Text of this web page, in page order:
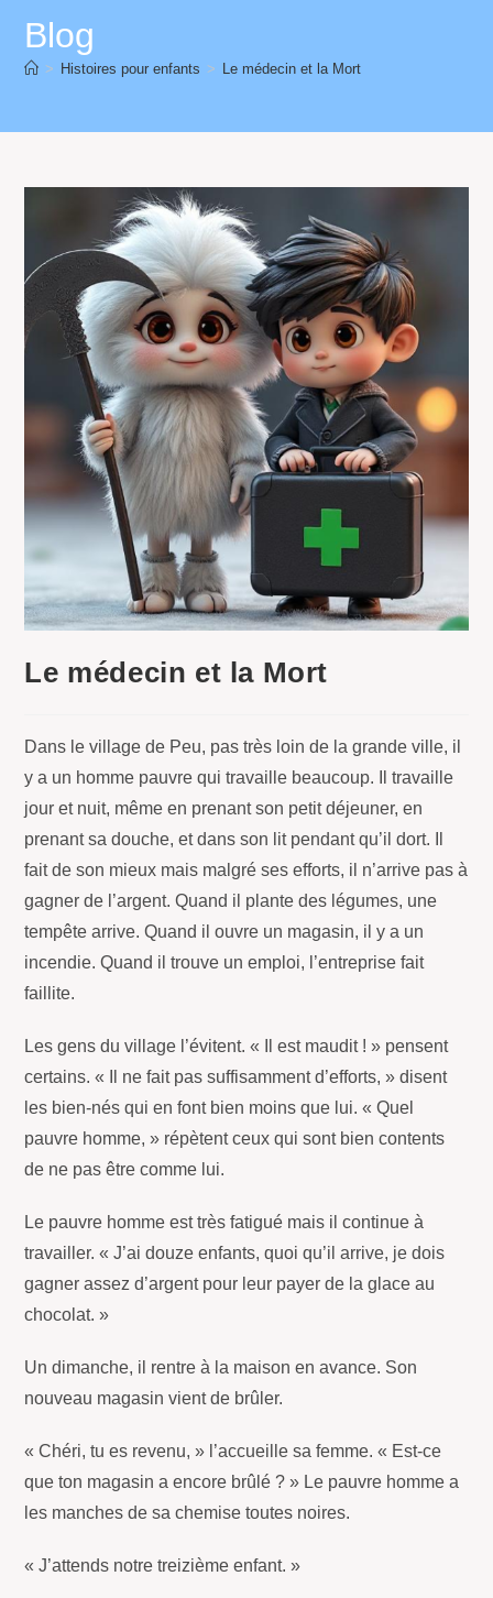
Blog
> Histoires pour enfants > Le médecin et la Mort
Le médecin et la Mort
Dans le village de Peu, pas très loin de la grande ville, il
y a un homme pauvre qui travaille beaucoup. Il travaille
jour et nuit, même en prenant son petit déjeuner, en
prenant sa douche, et dans son lit pendant qu’il dort. Il
fait de son mieux mais malgré ses efforts, il n’arrive pas à
gagner de l’argent. Quand il plante des légumes, une
tempête arrive. Quand il ouvre un magasin, il y a un
incendie. Quand il trouve un emploi, l’entreprise fait
faillite.
Les gens du village l’évitent. « Il est maudit ! » pensent
certains. « Il ne fait pas suffisamment d’efforts, » disent
les bien-nés qui en font bien moins que lui. « Quel
pauvre homme, » répètent ceux qui sont bien contents
de ne pas être comme lui.
Le pauvre homme est très fatigué mais il continue à
travailler. « J’ai douze enfants, quoi qu’il arrive, je dois
gagner assez d’argent pour leur payer de la glace au
chocolat. »
Un dimanche, il rentre à la maison en avance. Son
nouveau magasin vient de brûler.
« Chéri, tu es revenu, » l’accueille sa femme. « Est-ce
que ton magasin a encore brûlé ? » Le pauvre homme a
les manches de sa chemise toutes noires.
« J’attends notre treizième enfant. »